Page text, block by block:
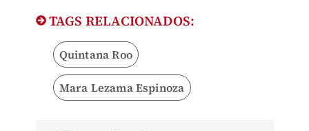
TAGS RELACIONADOS:
Quintana Roo
Mara Lezama Espinoza